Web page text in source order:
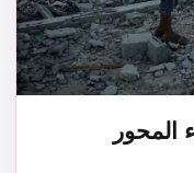
المحور